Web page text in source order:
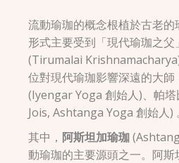
流動瑜珈的概念根植於古老
形式主要受到「現代瑜珈之
(Tirumalai
位對現代瑜珈影響深遠的大師
(Iyengar Yoga 創始人)、帕
Jois, Ashtanga Yoga 創始人)
其中， 阿斯坦加瑜珈
動瑜珈的主要源頭之一。阿